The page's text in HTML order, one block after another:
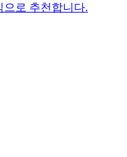
으로 추천합니다.